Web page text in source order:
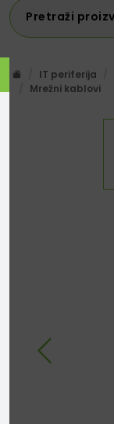
IT periferija
Mrežni kablovi